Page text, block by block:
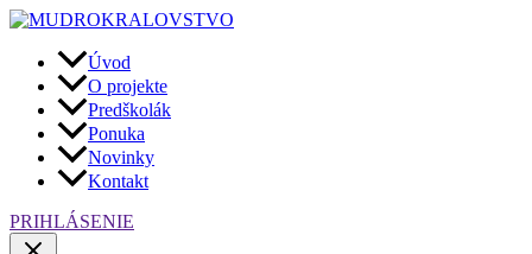
Preskočiť
obsah
Úvod
O projekte
Predškolák
Ponuka
Novinky
Kontakt
PRIHLÁSENIE